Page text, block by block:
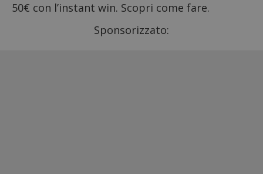
50€ con l’instant win. Scopri come fare.
Sponsorizzato: